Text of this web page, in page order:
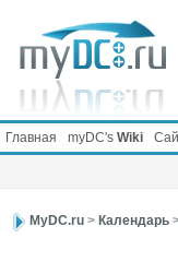
Главная myDC's Wiki
MyDC.ru> Календарь